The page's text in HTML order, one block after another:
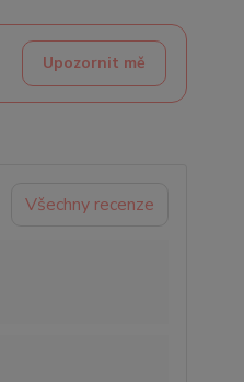
Upozornit mě
Všechny recenze